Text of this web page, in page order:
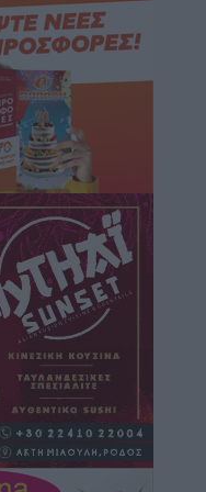
ώρες
προς Α.
Προτάσεις για
Υγείας στη
στα
ώρες
αισιόδοξοι για
τους
πλευρό του